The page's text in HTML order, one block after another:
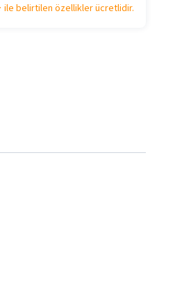
ile belirtilen özellikler ücretlidir.